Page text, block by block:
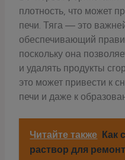
плотность, что может
печи. Тяга — это
обеспечивающий
поскольку она
и удалять продукты
это может привести к
печи и даже к
Читайте также Как
раствор для